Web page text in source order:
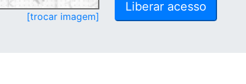
[trocar imagem]